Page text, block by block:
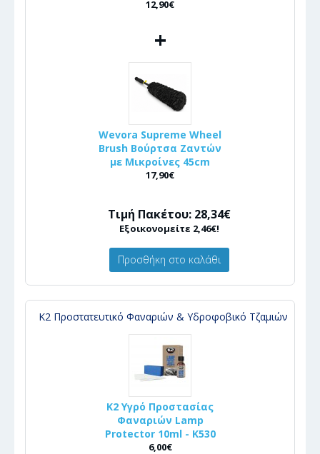
12,90€
+
Wevora Supreme Wheel
Brush Βούρτσα Ζαντών
με Μικροίνες 45cm
17,90€
Τιμή Πακέτου: 28,34€
Εξοικονομείτε 2,46€!
Προσθήκη στο καλάθι
Κ2 Προστατευτικό Φαναριών & Υδροφοβικό Τζαμιών
K2 Υγρό Προστασίας
Φαναριών Lamp
Protector 10ml - K530
6,00€